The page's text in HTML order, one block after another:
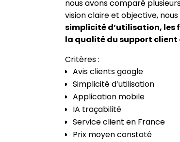
nous avons comparé
vision claire et objective,
simplicité d’utilisation, les
la qualité du support client
Critères :
Avis clients google
Simplicité d’utilisation
Application mobile
IA traçabilité
Service client en France
Prix moyen constaté